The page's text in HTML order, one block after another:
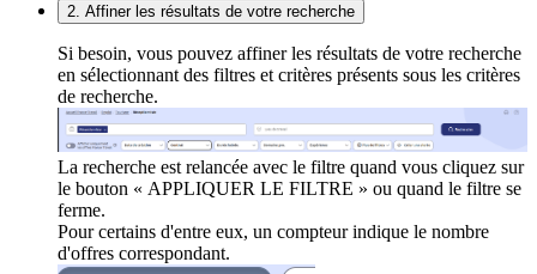
2. Affiner les résultats de votre recherche
Si besoin, vous pouvez affiner les résultats de votre recherche
en sélectionnant des filtres et critères présents sous les critères
de recherche.
La recherche est relancée avec le filtre quand vous cliquez sur
le bouton « APPLIQUER LE FILTRE » ou quand le filtre se
ferme.
Pour certains d'entre eux, un compteur indique le nombre
d'offres correspondant.